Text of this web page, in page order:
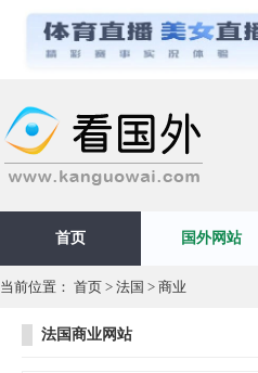
首页 国外网站
当前位置： 首页 > 法国 > 商业
法国商业网站